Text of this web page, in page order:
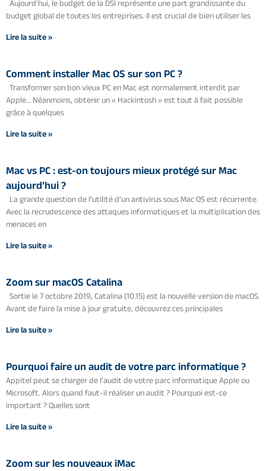
Aujourd’hui, le budget de la DSI représente une part grandissante du
budget global de toutes les entreprises. Il est crucial de bien utiliser les
Lire la suite »
Comment installer Mac OS sur son PC ?
Transformer son bon vieux PC en Mac est normalement interdit par
Apple… Néanmoins, obtenir un « Hackintosh » est tout à fait possible
grâce à quelques
Lire la suite »
Mac vs PC : est-on toujours mieux protégé sur Mac
aujourd’hui ?
La grande question de l’utilité d’un antivirus sous Mac OS est récurrente.
Avec la recrudescence des attaques informatiques et la multiplication des
menaces en
Lire la suite »
Zoom sur macOS Catalina
Sortie le 7 octobre 2019, Catalina (10.15) est la nouvelle version de macOS.
Avant de faire la mise à jour gratuite, découvrez ces principales
Lire la suite »
Pourquoi faire un audit de votre parc informatique ?
Appitel peut se charger de l’audit de votre parc informatique Apple ou
Microsoft. Alors quand faut-il réaliser un audit ? Pourquoi est-ce
important ? Quelles sont
Lire la suite »
Zoom sur les nouveaux iMac